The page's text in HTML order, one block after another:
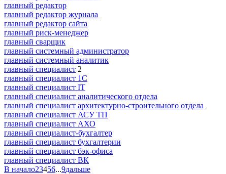
главный редактор
главный редактор журнала
главный редактор сайта
главный риск-менеджер
главный сварщик
главный системный администратор
главный системный аналитик
главный специалист 2
главный специалист 1С
главный специалист IT
главный специалист аналитического отдела
главный специалист архитектурно-строительного отдела
главный специалист АСУ ТП
главный специалист АХО
главный специалист-бухгалтер
главный специалист бухгалтерии
главный специалист бэк-офиса
главный специалист ВК
В начало23456...9дальше